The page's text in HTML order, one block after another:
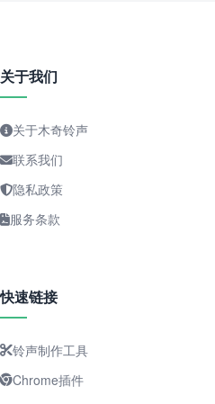
关于我们
关于木奇铃声
联系我们
隐私政策
服务条款
快速链接
铃声制作工具
Chrome插件